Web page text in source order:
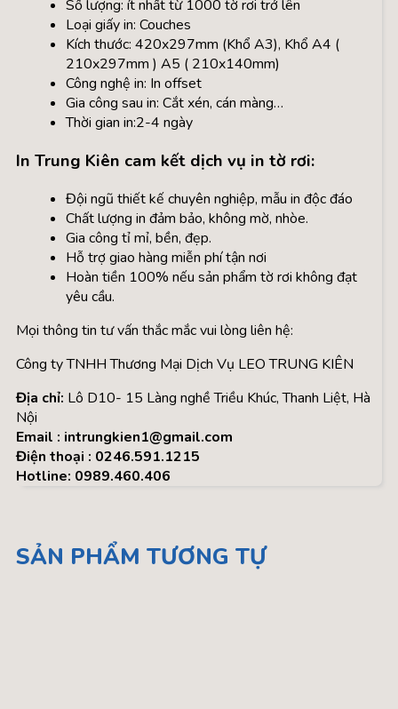
Số lượng: ít nhất từ 1000 tờ rơi trở lên
Loại giấy in: Couches
Kích thước: 420x297mm (Khổ A3), Khổ A4 (
210x297mm ) A5 ( 210x140mm)
Công nghệ in: In offset
Gia công sau in: Cắt xén, cán màng…
Thời gian in:2-4 ngày
In Trung Kiên cam kết dịch vụ in tờ rơi:
Đội ngũ thiết kế chuyên nghiệp, mẫu in độc đáo
Chất lượng in đảm bảo, không mờ, nhòe.
Gia công tỉ mỉ, bền, đẹp.
Hỗ trợ giao hàng miễn phí tận nơi
Hoàn tiền 100% nếu sản phẩm tờ rơi không đạt
yêu cầu.
Mọi thông tin tư vấn thắc mắc vui lòng liên hệ:
Công ty TNHH Thương Mại Dịch Vụ LEO TRUNG KIÊN
Địa chỉ: Lô D10- 15 Làng nghề Triều Khúc, Thanh Liệt, Hà
Nội
Email : intrungkien1@gmail.com
Điện thoại : 0246.591.1215
Hotline: 0989.460.406
SẢN PHẨM TƯƠNG TỰ